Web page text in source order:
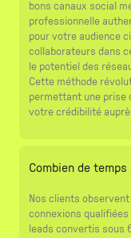
bons canaux social
professionnelle
pour votre audience
collaborateurs dans
le potentiel des
Cette méthode
permettant une prise
votre crédibilité
Combien de
Nos clients
connexions
leads convertis sous